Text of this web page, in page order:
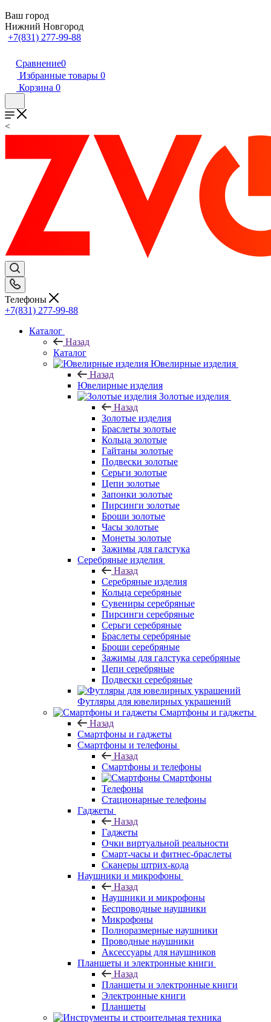
Ваш город
Нижний Новгород
+7(831) 277-99-88
Сравнение0
Избранные товары 0
Корзина 0
<
Телефоны
+7(831) 277-99-88
Каталог
Назад
Каталог
Ювелирные изделия
Назад
Ювелирные изделия
Золотые изделия
Назад
Золотые изделия
Браслеты золотые
Кольца золотые
Гайтаны золотые
Подвески золотые
Серьги золотые
Цепи золотые
Запонки золотые
Пирсинги золотые
Броши золотые
Часы золотые
Монеты золотые
Зажимы для галстука
Серебряные изделия
Назад
Серебряные изделия
Кольца серебряные
Сувениры серебряные
Пирсинги серебряные
Серьги серебряные
Браслеты серебряные
Броши серебряные
Зажимы для галстука серебряные
Цепи серебряные
Подвески серебряные
Футляры для ювелирных украшений
Смартфоны и гаджеты
Назад
Смартфоны и гаджеты
Смартфоны и телефоны
Назад
Смартфоны и телефоны
Смартфоны
Телефоны
Стационарные телефоны
Гаджеты
Назад
Гаджеты
Очки виртуальной реальности
Смарт-часы и фитнес-браслеты
Сканеры штрих-кода
Наушники и микрофоны
Назад
Наушники и микрофоны
Беспроводные наушники
Микрофоны
Полноразмерные наушники
Проводные наушники
Аксессуары для наушников
Планшеты и электронные книги
Назад
Планшеты и электронные книги
Электронные книги
Планшеты